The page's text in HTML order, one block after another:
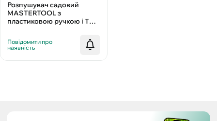
Розпушувач садовий
MASTERTOOL з
пластиковою ручкою і TPR
6173
Повідомити про
наявність